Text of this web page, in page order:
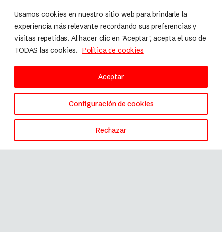
Usamos cookies en nuestro sitio web para brindarle la
experiencia más relevante recordando sus preferencias y
visitas repetidas. Al hacer clic en "Aceptar", acepta el uso de
TODAS las cookies. Política de cookies
Configuración de cookies
Rechazar
Aceptar